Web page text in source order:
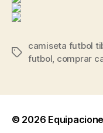
Etiquetas
camiseta futbol
futbol, comprar
© 2026